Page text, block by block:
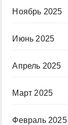
Ноябрь 2025
Июнь 2025
Апрель 2025
Март 2025
Февраль 2025